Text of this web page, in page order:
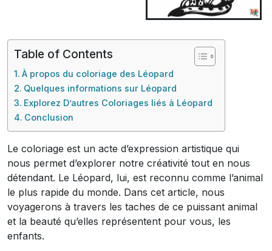
Table of Contents
À propos du coloriage des Léopard
Quelques informations sur Léopard
Explorez D’autres Coloriages liés à Léopard
Conclusion
Le coloriage est un acte d’expression artistique qui
nous permet d’explorer notre créativité tout en nous
détendant. Le Léopard, lui, est reconnu comme l’animal
le plus rapide du monde. Dans cet article, nous
voyagerons à travers les taches de ce puissant animal
et la beauté qu’elles représentent pour vous, les
enfants.